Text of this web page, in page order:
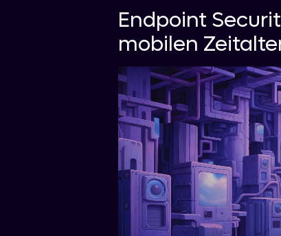
Endpoint
mobilen